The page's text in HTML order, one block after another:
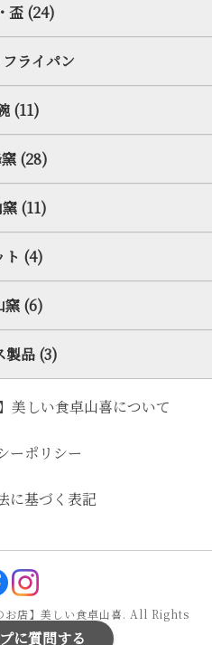
盃 (24)
ライパン
(11)
(28)
(11)
ト (4)
窯 (6)
製品 (3)
美しい食卓山喜について
ーポリシー
に基づく表記
店】美しい食卓山喜. All Rights
に質問する